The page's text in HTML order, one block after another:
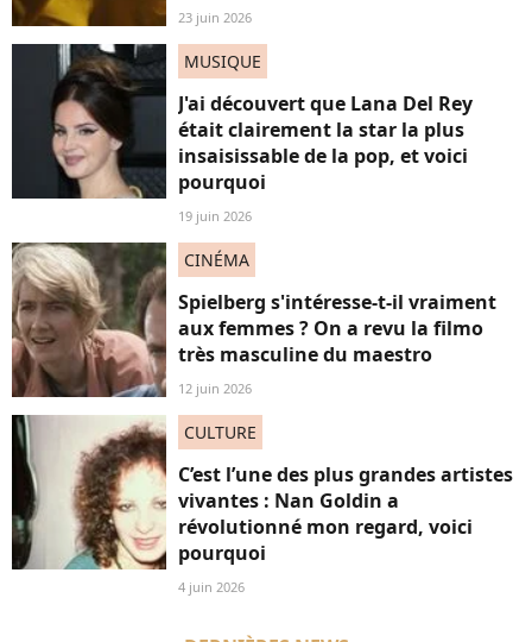
23 juin 2026
MUSIQUE
J'ai découvert que Lana Del Rey
était clairement la star la plus
insaisissable de la pop, et voici
pourquoi
19 juin 2026
CINÉMA
Spielberg s'intéresse-t-il vraiment
aux femmes ? On a revu la filmo
très masculine du maestro
12 juin 2026
CULTURE
C’est l’une des plus grandes artistes
vivantes : Nan Goldin a
révolutionné mon regard, voici
pourquoi
4 juin 2026